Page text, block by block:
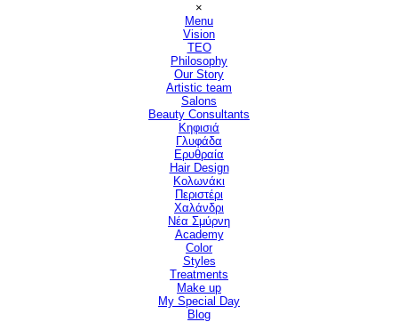
×
Menu
Vision
TEO
Philosophy
Our Story
Artistic team
Salons
Beauty Consultants
Κηφισιά
Γλυφάδα
Ερυθραία
Hair Design▼
Κολωνάκι
Περιστέρι
Χαλάνδρι
Νέα Σμύρνη
Academy
Color
Styles
Treatments
Make up
My Special Day
Blog